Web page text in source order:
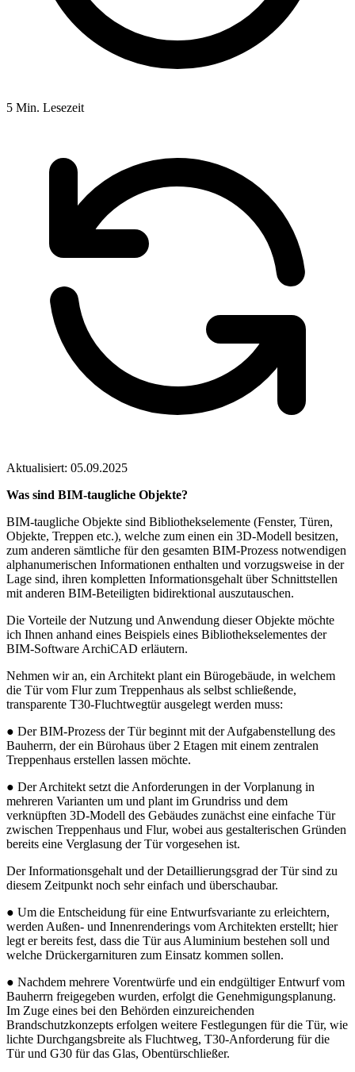
5 Min. Lesezeit
Aktualisiert: 05.09.2025
Was sind BIM-taugliche Objekte?
BIM-taugliche Objekte sind Bibliothekselemente (Fenster, Türen,
Objekte, Treppen etc.), welche zum einen ein 3D-Modell besitzen,
zum anderen sämtliche für den gesamten BIM-Prozess notwendigen
alphanumerischen Informationen enthalten und vorzugsweise in der
Lage sind, ihren kompletten Informationsgehalt über Schnittstellen
mit anderen BIM-Beteiligten bidirektional auszutauschen.
Die Vorteile der Nutzung und Anwendung dieser Objekte möchte
ich Ihnen anhand eines Beispiels eines Bibliothekselementes der
BIM-Software ArchiCAD erläutern.
Nehmen wir an, ein Architekt plant ein Bürogebäude, in welchem
die Tür vom Flur zum Treppenhaus als selbst schließende,
transparente T30-Fluchtwegtür ausgelegt werden muss:
● Der BIM-Prozess der Tür beginnt mit der Aufgabenstellung des
Bauherrn, der ein Bürohaus über 2 Etagen mit einem zentralen
Treppenhaus erstellen lassen möchte.
● Der Architekt setzt die Anforderungen in der Vorplanung in
mehreren Varianten um und plant im Grundriss und dem
verknüpften 3D-Modell des Gebäudes zunächst eine einfache Tür
zwischen Treppenhaus und Flur, wobei aus gestalterischen Gründen
bereits eine Verglasung der Tür vorgesehen ist.
Der Informationsgehalt und der Detaillierungsgrad der Tür sind zu
diesem Zeitpunkt noch sehr einfach und überschaubar.
● Um die Entscheidung für eine Entwurfsvariante zu erleichtern,
werden Außen- und Innenrenderings vom Architekten erstellt; hier
legt er bereits fest, dass die Tür aus Aluminium bestehen soll und
welche Drückergarnituren zum Einsatz kommen sollen.
● Nachdem mehrere Vorentwürfe und ein endgültiger Entwurf vom
Bauherrn freigegeben wurden, erfolgt die Genehmigungsplanung.
Im Zuge eines bei den Behörden einzureichenden
Brandschutzkonzepts erfolgen weitere Festlegungen für die Tür, wie
lichte Durchgangsbreite als Fluchtweg, T30-Anforderung für die
Tür und G30 für das Glas, Obentürschließer.